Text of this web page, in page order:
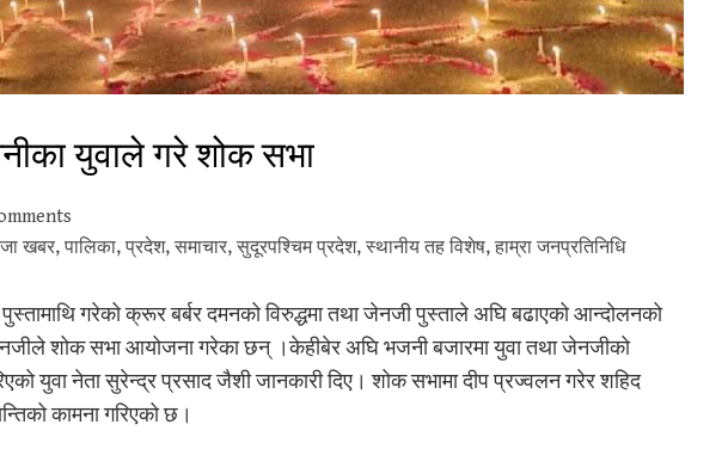
युवाले गरे शोक सभा
खबर, पालिका, प्रदेश, समाचार, सुदूरपश्‍चिम प्रदेश, स्थानीय तह विशेष, हाम्रा जनप्रतिनिधि
गरेको क्रूर बर्बर दमनको विरुद्धमा तथा जेनजी पुस्ताले अघि बढाएको आन्दोलनको
शोक सभा आयोजना गरेका छन् ।केहीबेर अघि भजनी बजारमा युवा तथा जेनजीको
युवा नेता सुरेन्द्र प्रसाद जैशी जानकारी दिए। शोक सभामा दीप प्रज्वलन गरेर शहिद
कामना गरिएको छ।